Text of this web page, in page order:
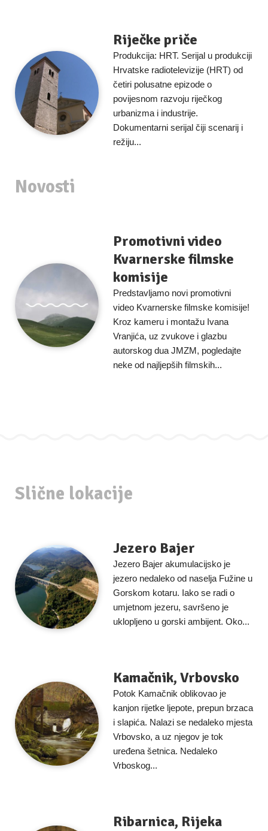
Riječke priče
Produkcija: HRT. Serijal u produkciji
Hrvatske radiotelevizije (HRT) od
četiri polusatne epizode o
povijesnom razvoju riječkog
urbanizma i industrije.
Dokumentarni serijal čiji scenarij i
režiju...
Novosti
Promotivni video
Kvarnerske filmske
komisije
Predstavljamo novi promotivni
video Kvarnerske filmske komisije!
Kroz kameru i montažu Ivana
Vranjića, uz zvukove i glazbu
autorskog dua JMZM, pogledajte
neke od najljepših filmskih...
Slične lokacije
Jezero Bajer
Jezero Bajer akumulacijsko je
jezero nedaleko od naselja Fužine u
Gorskom kotaru. Iako se radi o
umjetnom jezeru, savršeno je
uklopljeno u gorski ambijent. Oko...
Kamačnik, Vrbovsko
Potok Kamačnik oblikovao je
kanjon rijetke ljepote, prepun brzaca
i slapića. Nalazi se nedaleko mjesta
Vrbovsko, a uz njegov je tok
uređena šetnica. Nedaleko
Vrboskog...
Ribarnica, Rijeka